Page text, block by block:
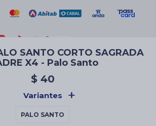
SANTO CORTO SAGRADA
X4 - Palo Santo
$ 40
Variantes
PALO SANTO
Casa de las Velas